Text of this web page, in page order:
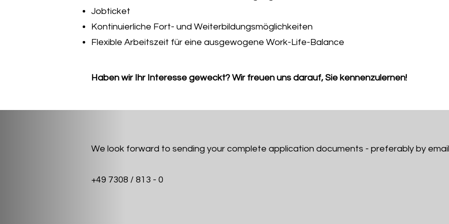
Jobticket
Kontinuierliche Fort- und Weiterbildungsmöglichkeiten
Flexible Arbeitszeit für eine ausgewogene Work-Life-Balance
Haben wir Ihr Interesse geweckt? Wir freuen uns darauf, Sie kennenzulernen!
We look forward to sending your complete application documents - preferably by email
+49 7308 / 813 - 0